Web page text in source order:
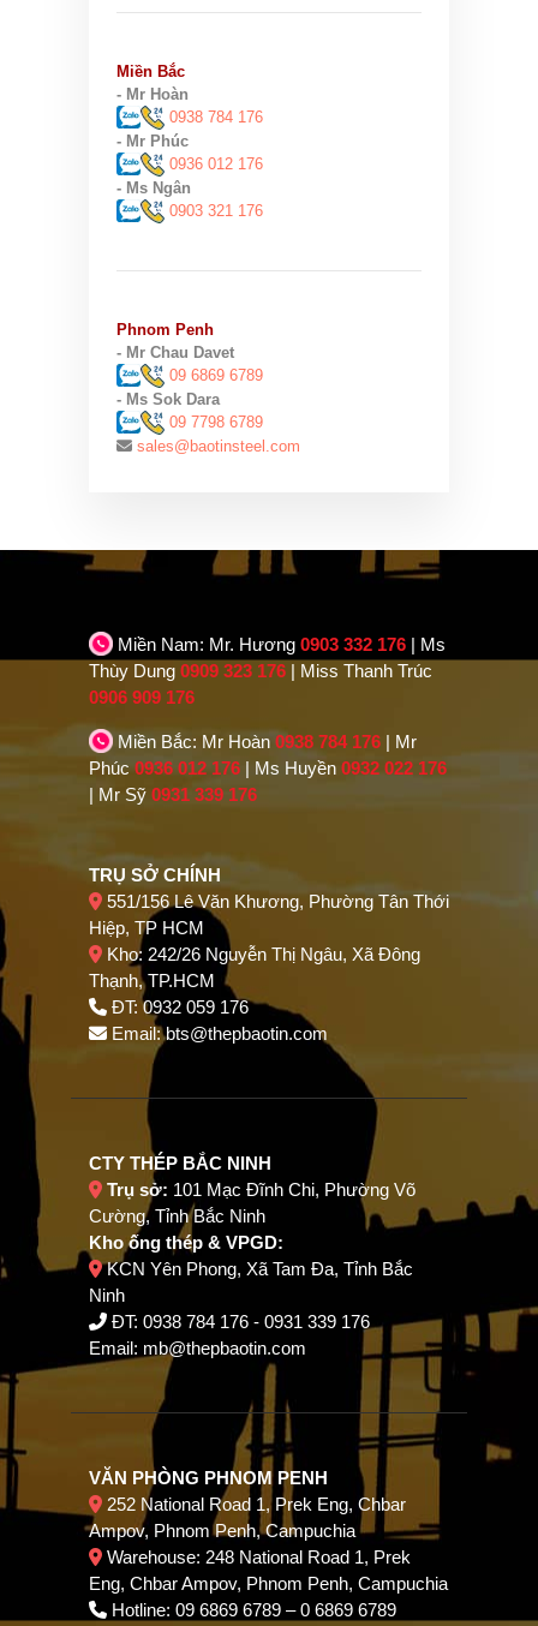
Miền Bắc
- Mr Hoàn
0938 784 176
- Mr Phúc
0936 012 176
- Ms Ngân
0903 321 176
Phnom Penh
- Mr Chau Davet
09 6869 6789
- Ms Sok Dara
09 7798 6789
sales@baotinsteel.com
Miền Nam: Mr. Hương 0903 332 176 | Ms
Thùy Dung 0909 323 176 | Miss Thanh Trúc
0906 909 176
Miền Bắc: Mr Hoàn 0938 784 176 | Mr
Phúc0936 012 176 | Ms Huyền 0932 022 176
| Mr Sỹ 0931 339 176
TRỤ SỞ CHÍNH
551/156 Lê Văn Khương, Phường Tân Thới
Hiệp, TP HCM
Kho: 242/26 Nguyễn Thị Ngâu, Xã Đông
Thạnh, TP.HCM
ĐT: 0932 059 176
Email:bts@thepbaotin.com
CTY THÉP BẮC NINH
Trụ sở: 101 Mạc Đĩnh Chi, Phường Võ
Cường, Tỉnh Bắc Ninh
Kho ống thép & VPGD:
KCN Yên Phong, Xã Tam Đa, Tỉnh Bắc
Ninh
ĐT: 0938 784 176 - 0931 339 176
Email: mb@thepbaotin.com
VĂN PHÒNG PHNOM PENH
252 National Road 1, Prek Eng, Chbar
Ampov, Phnom Penh, Campuchia
Warehouse: 248 National Road 1, Prek
Eng, Chbar Ampov, Phnom Penh, Campuchia
Hotline: 09 6869 6789 – 0 6869 6789